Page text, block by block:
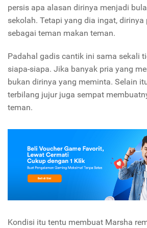
persis apa alasan dirinya menjadi
sekolah. Tetapi yang dia ingat, dirinya
sebagai teman makan teman.
Padahal gadis cantik ini sama sekali
siapa-siapa. Jika banyak pria yang
bukan dirinya yang meminta. Selain
terbilang jujur juga sempat
teman.
Kondisi itu tentu membuat Marsha